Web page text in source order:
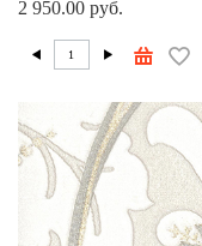
2 950.00 руб.